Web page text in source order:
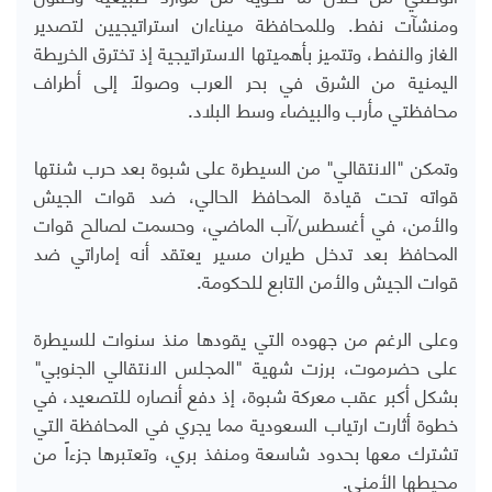
ومنشآت نفط. وللمحافظة ميناءان استراتيجيين لتصدير
الغاز والنفط، وتتميز بأهميتها الاستراتيجية إذ تخترق الخريطة
اليمنية من الشرق في بحر العرب وصولاً إلى أطراف
محافظتي مأرب والبيضاء وسط البلاد.
وتمكن "الانتقالي" من السيطرة على شبوة بعد حرب شنتها
قواته تحت قيادة المحافظ الحالي، ضد قوات الجيش
والأمن، في أغسطس/آب الماضي، وحسمت لصالح قوات
المحافظ بعد تدخل طيران مسير يعتقد أنه إماراتي ضد
قوات الجيش والأمن التابع للحكومة.
وعلى الرغم من جهوده التي يقودها منذ سنوات للسيطرة
على حضرموت، برزت شهية "المجلس الانتقالي الجنوبي"
بشكل أكبر عقب معركة شبوة، إذ دفع أنصاره للتصعيد، في
خطوة أثارت ارتياب السعودية مما يجري في المحافظة التي
تشترك معها بحدود شاسعة ومنفذ بري، وتعتبرها جزءاً من
محيطها الأمني.